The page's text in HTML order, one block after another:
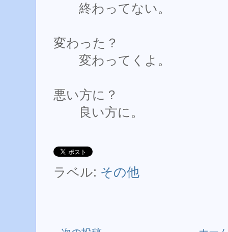
終わってない。
変わった？
変わってくよ。
悪い方に？
良い方に。
ラベル: その他